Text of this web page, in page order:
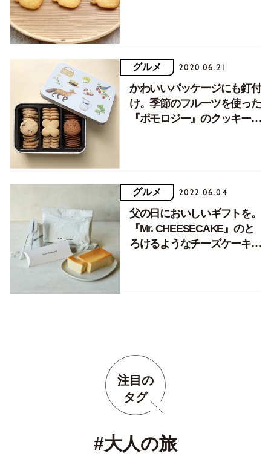
グルメ 2020.06.21
かわいいパッケージにも釘付
け。季節のフルーツを使った
『ポモロジー』のクッキー
グルメ 2022.06.04
父の日においしいギフトを。
『Mr. CHEESECAKE』のと
ろけるようなチーズケーキセ
注目の
タグ
#大人の旅